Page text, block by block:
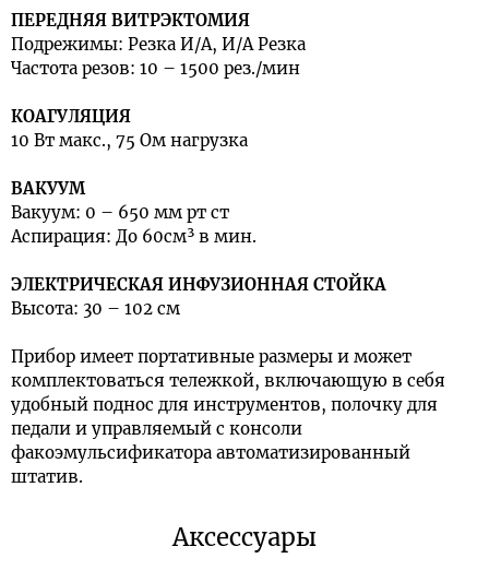
ПЕРЕДНЯЯ ВИТРЭКТОМИЯ
Подрежимы: Резка И/А, И/А Резка
Частота резов: 10 – 1500 рез./мин
КОАГУЛЯЦИЯ
10 Вт макс., 75 Ом нагрузка
ВАКУУМ
Вакуум: 0 – 650 мм рт ст
Аспирация: До 60см³ в мин.
ЭЛЕКТРИЧЕСКАЯ ИНФУЗИОННАЯ СТОЙКА
Высота: 30 – 102 см
Прибор имеет портативные размеры и может
комплектоваться тележкой, включающую в себя
удобный поднос для инструментов, полочку для
педали и управляемый с консоли
факоэмульсификатора автоматизированный
штатив.
Аксессуары